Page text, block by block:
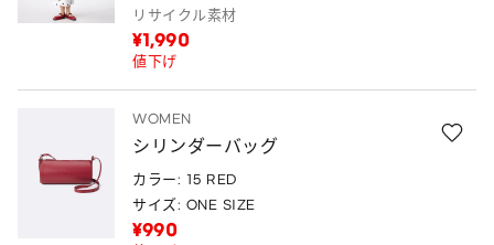
リサイクル素材
¥1,990
値下げ
WOMEN
シリンダーバッグ
カラー: 15 RED
サイズ: ONE SIZE
¥990